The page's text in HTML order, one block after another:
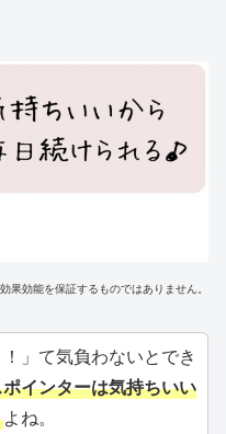
果効能を保証するものではありません。
」て気負わないとでき
インターは気持ちいい
よね。